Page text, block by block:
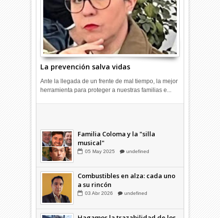
La prevención salva vidas
Ante la llegada de un frente de mal tiempo, la mejor
herramienta para proteger a nuestras familias e...
Familia Coloma y la "silla
05 May 2025 undefined
Combustibles en alza: cada uno
03Abr 2026 undefined